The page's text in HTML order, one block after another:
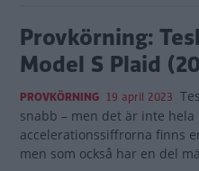
Provkörning:
Model S Plaid
PROVKÖRNING 19 april 2023
snabb – men det är inte
accelerationssiffrorna finns
men som också har en del